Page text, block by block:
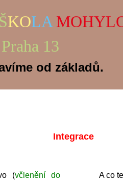
ŠKOLA
Praha 13
od základů.
Integrace
(včlenění do
A co